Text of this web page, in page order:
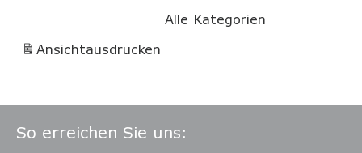
Alle Kategorien
Ansichtausdrucken
So erreichen Sie uns: